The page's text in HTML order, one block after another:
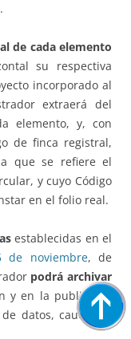
de cada elemento
su respectiva
incorporado al
extraerá del
elemento, y, con
de finca registral,
que se refiere el
y cuyo Código
en el folio real.
establecidas en el
noviembre, de
podrá archivar
y en la publicidad
datos, caución o